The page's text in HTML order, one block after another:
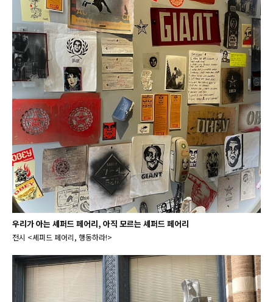
우리가 아는 셰퍼드 페어리, 아직 모르는 셰퍼드 페어리
전시 <셰퍼드 페어리, 행동하라!>